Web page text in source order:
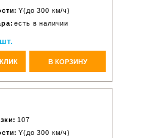
Y(до 300 км/ч)
есть в наличии
В КОРЗИНУ
107
Y(до 300 км/ч)